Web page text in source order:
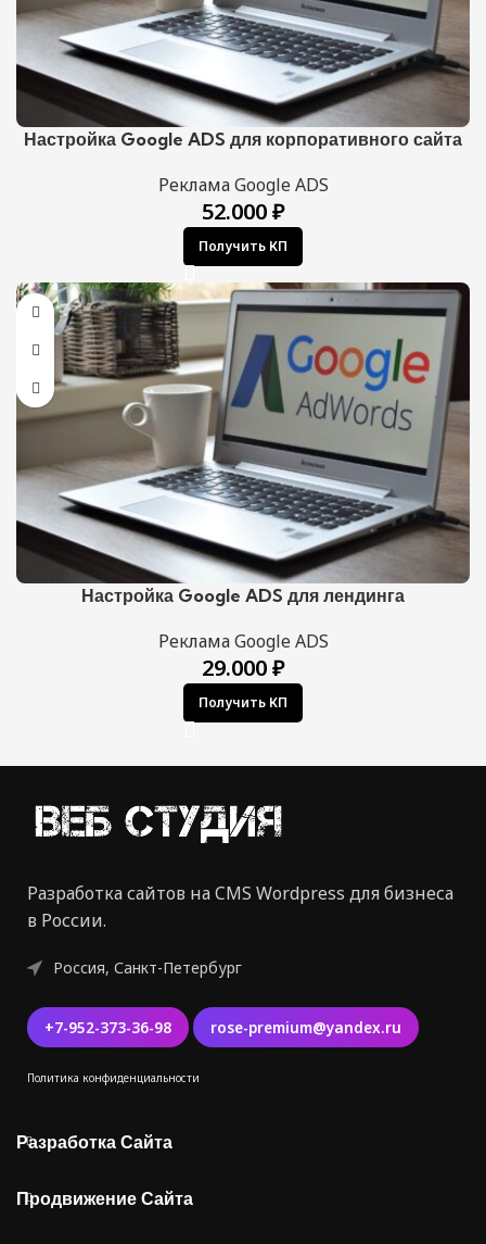
Настройка Google ADS для корпоративного сайта
Реклама Google ADS
52.000₽
Получить КП
Настройка Google ADS для лендинга
Реклама Google ADS
29.000₽
Получить КП
Разработка сайтов на CMS Wordpress для бизнеса
в России.
Россия, Санкт-Петербург
+7-952-373-36-98 rose-premium@yandex.ru
Политика конфиденциальности
Разработка Сайта
Продвижение Сайта